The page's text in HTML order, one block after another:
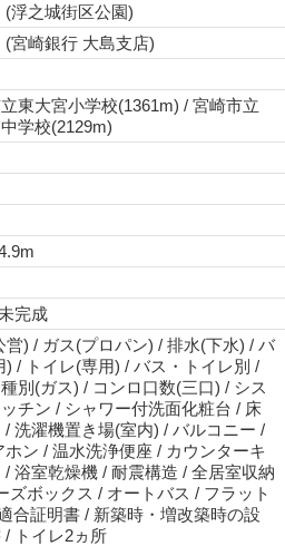
浮之城街区公園)
宮崎銀行 大島支店)
東大宮小学校(1361m) / 宮崎市立
学校(2129m)
完成
営) / ガス(プロパン) / 排水(下水) / バ
) / トイレ(専用) / バス・トイレ別 /
別(ガス) / コンロ口数(三口) / シス
チン / シャワー付洗面化粧台 / 床
/ 洗濯機置き場(室内) / バルコニー /
ホン / 温水洗浄便座 / カウンターキ
/ 浴室乾燥機 / 耐震構造 / 全居室収納
ズボックス / オートバス / フラット
合証明書 / 新築時・増改築時の設
/ トイレ2ヵ所